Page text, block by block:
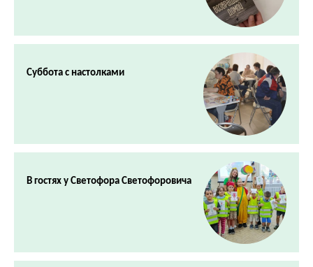
Суббота с настолками
В гостях у Светофора Светофоровича